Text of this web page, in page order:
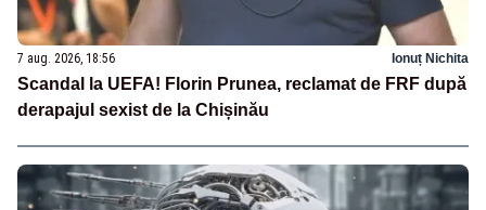
7 aug. 2026, 18:56 Ionuț Nichita
Scandal la UEFA! Florin Prunea, reclamat de FRF după
derapajul sexist de la Chișinău